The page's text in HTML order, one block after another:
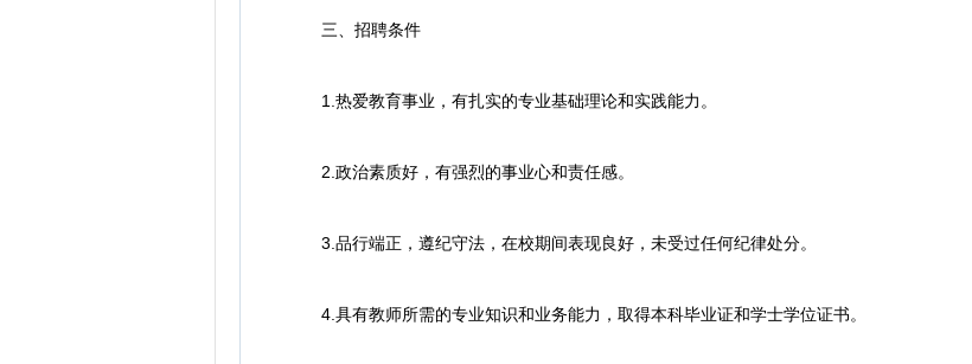
三、招聘条件
1.热爱教育事业，有扎实的专业基础理论和实践能力。
2.政治素质好，有强烈的事业心和责任感。
3.品行端正，遵纪守法，在校期间表现良好，未受过任何纪律处分。
4.具有教师所需的专业知识和业务能力，取得本科毕业证和学士学位证书。